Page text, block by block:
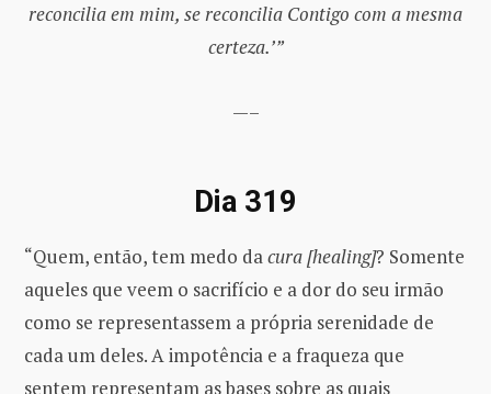
reconcilia em mim, se reconcilia Contigo com a mesma
certeza.’”
—–
Dia 319
“Quem, então, tem medo dacura [healing]? Somente
aqueles que veem o sacrifício e a dor do seu irmão
como se representassem a própria serenidade de
cada um deles. A impotência e a fraqueza que
sentem representam as bases sobre as quais